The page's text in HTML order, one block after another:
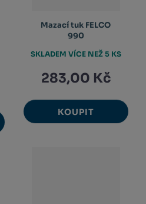
Mazací tuk FELCO
990
283,00 Kč
KOUPIT
SKLADEM VÍCE NEŽ 5 KS